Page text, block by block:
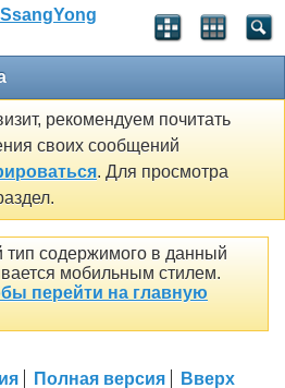
рекомендуем почитать
своих сообщений
. Для просмотра
тип содержимого в данный
мобильным стилем.
перейти на главную
Полная версия Вверх